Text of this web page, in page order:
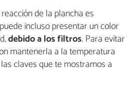
de la plancha es
incluso presentar un color
debido a los filtros. Para evitar
mantenerla a la temperatura
claves que te mostramos a